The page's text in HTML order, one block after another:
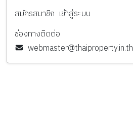
สมัครสมาชิก เข้าสู่ระบบ
ช่องทางติดต่อ
webmaster@thaiproperty.in.th